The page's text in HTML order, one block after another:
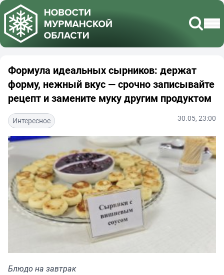
Формула идеальных сырников: держат
форму, нежный вкус — срочно записывайте
рецепт и замените муку другим продуктом
Интересное 30.05, 23:00
Блюдо на завтрак